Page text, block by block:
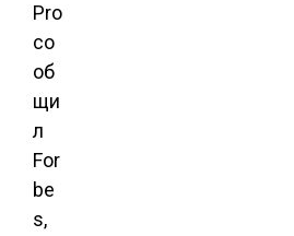
Pro
со
об
щи
л
For
be
s,